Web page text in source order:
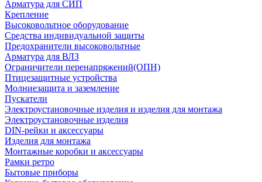
Арматура для СИП
Крепление
Высоковольтное оборудование
Средства индивидуальной защиты
Предохранители высоковольтные
Арматура для ВЛЗ
Ограничители перенапряжений(ОПН)
Птицезащитные устройства
Молниезащита и заземление
Пускатели
Электроустановочные изделия и изделия для монтажа
Электроустановочные изделия
DIN-рейки и аксессуары
Изделия для монтажа
Монтажные коробки и аксессуары
Рамки ретро
Бытовые приборы